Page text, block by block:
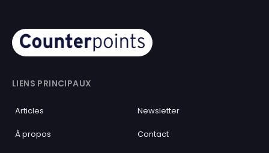
LIENS PRINCIPAUX
Articles Newsletter
À propos Contact